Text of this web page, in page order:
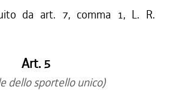
da art. 7, comma 1, L. R.
Art. 5
dello sportello unico)